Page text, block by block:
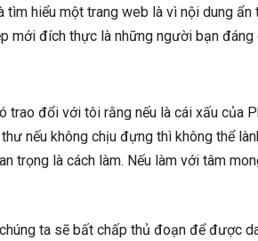
hiểu một trang web là vì nội dung ẩn
mới đích thực là những người bạn đáng
trao đổi với tôi rằng nếu là cái xấu của
nếu không chịu đựng thì không thể
trọng là cách làm. Nếu làm với tâm
ta sẽ bất chấp thủ đoạn để được